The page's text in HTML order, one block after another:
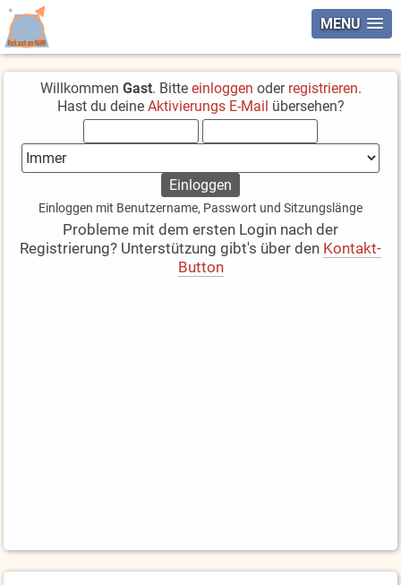
MENU
Willkommen Gast. Bitte einloggen oder registrieren.
Hast du deine Aktivierungs E-Mail übersehen?
Einloggen mit Benutzername, Passwort und Sitzungslänge
Probleme mit dem ersten Login nach der
Registrierung? Unterstützung gibt's über den Kontakt-
Button